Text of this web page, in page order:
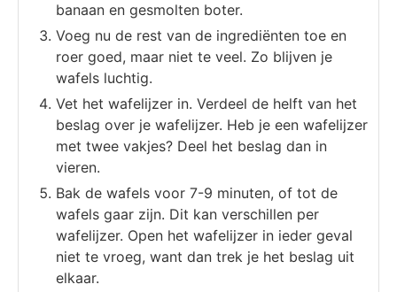
banaan en gesmolten boter.
Voeg nu de rest van de ingrediënten toe en
roer goed, maar niet te veel. Zo blijven je
wafels luchtig.
Vet het wafelijzer in. Verdeel de helft van het
beslag over je wafelijzer. Heb je een wafelijzer
met twee vakjes? Deel het beslag dan in
vieren.
Bak de wafels voor 7-9 minuten, of tot de
wafels gaar zijn. Dit kan verschillen per
wafelijzer. Open het wafelijzer in ieder geval
niet te vroeg, want dan trek je het beslag uit
elkaar.